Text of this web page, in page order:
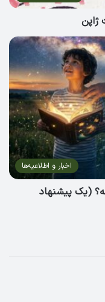
ژاپن
اخبار و اطلاعیه‌ها
(یک پیشنهاد